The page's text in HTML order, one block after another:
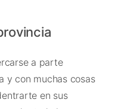
a parte
y con muchas cosas
en sus